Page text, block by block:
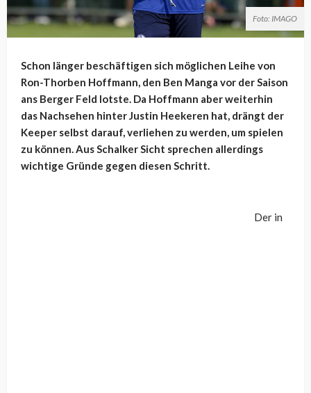
Foto: IMAGO
Schon länger beschäftigen sich möglichen Leihe von
Ron-Thorben Hoffmann, den Ben Manga vor der Saison
ans Berger Feld lotste. Da Hoffmann aber weiterhin
das Nachsehen hinter Justin Heekeren hat, drängt der
Keeper selbst darauf, verliehen zu werden, um spielen
zu können. Aus Schalker Sicht sprechen allerdings
wichtige Gründe gegen diesen Schritt.
Der in